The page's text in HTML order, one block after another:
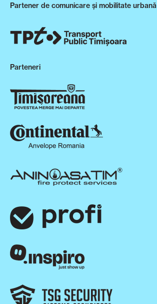
Partener de comunicare și mobilitate urbană
Parteneri